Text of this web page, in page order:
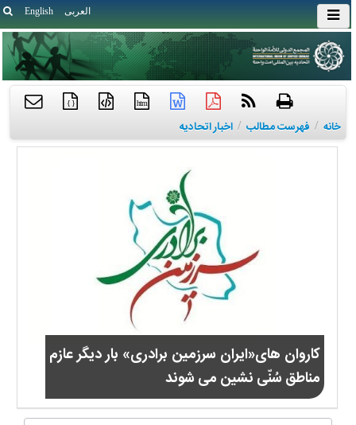
English العربی
htm
{ }
خانه / فهرست مطالب / اخبار اتحادیه
کاروان های«ایران سرزمین برادری» بار دیگر عازم
مناطق سُنّی نشین می شوند